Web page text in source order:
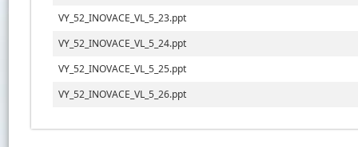
VY_52_INOVACE_VL_5_23.ppt
VY_52_INOVACE_VL_5_24.ppt
VY_52_INOVACE_VL_5_25.ppt
VY_52_INOVACE_VL_5_26.ppt